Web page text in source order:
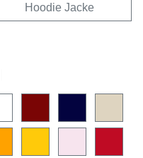
Hoodie Jacke